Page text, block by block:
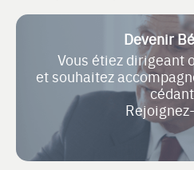
Devenir
Vous étiez dirigeant
et souhaitez